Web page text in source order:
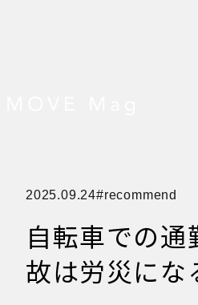
2025.09.24 recommend
自転車での通
故は労災にな